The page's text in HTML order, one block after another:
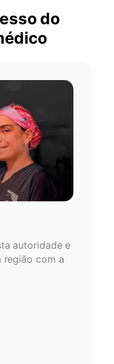
do
autoridade e
região com a